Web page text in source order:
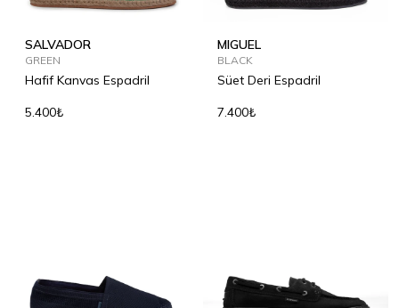
SALVADOR
GREEN
Hafif Kanvas Espadril
5.400₺
MIGUEL
BLACK
Süet Deri Espadril
7.400₺